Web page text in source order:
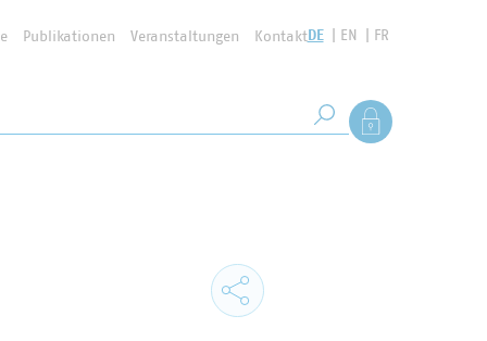
Publikationen Veranstaltungen KontaktDE EN FR
Suche starten
Als Mitglied